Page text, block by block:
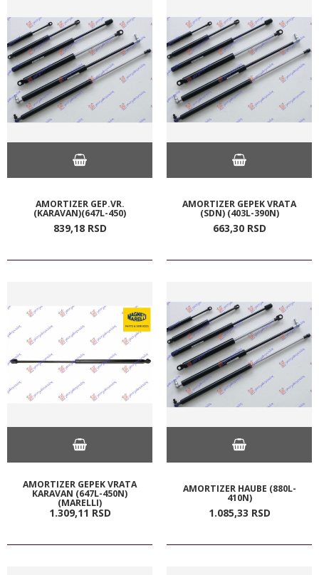
AMORTIZER GEP.VR.
(KARAVAN)(647L-450)
839,18 RSD
AMORTIZER GEPEK VRATA
(SDN) (403L-390N)
663,30 RSD
AMORTIZER GEPEK VRATA
KARAVAN (647L-450N)
(MARELLI)
1.309,11 RSD
AMORTIZER HAUBE (880L-
410N)
1.085,33 RSD